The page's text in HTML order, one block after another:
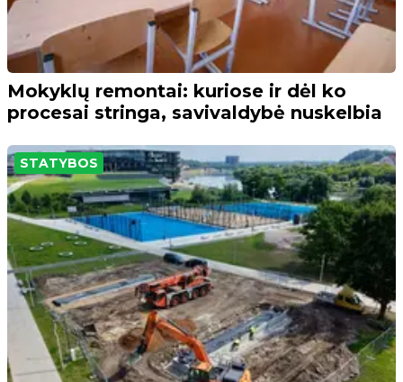
Mokyklų remontai: kuriose ir dėl ko
procesai stringa, savivaldybė nuskelbia
STATYBOS